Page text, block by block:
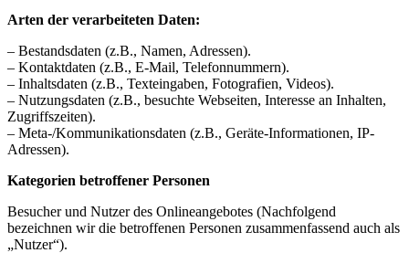
Arten der verarbeiteten Daten:
– Bestandsdaten (z.B., Namen, Adressen).
– Kontaktdaten (z.B., E-Mail, Telefonnummern).
– Inhaltsdaten (z.B., Texteingaben, Fotografien, Videos).
– Nutzungsdaten (z.B., besuchte Webseiten, Interesse an Inhalten,
Zugriffszeiten).
– Meta-/Kommunikationsdaten (z.B., Geräte-Informationen, IP-
Adressen).
Kategorien betroffener Personen
Besucher und Nutzer des Onlineangebotes (Nachfolgend
bezeichnen wir die betroffenen Personen zusammenfassend auch als
„Nutzer“).